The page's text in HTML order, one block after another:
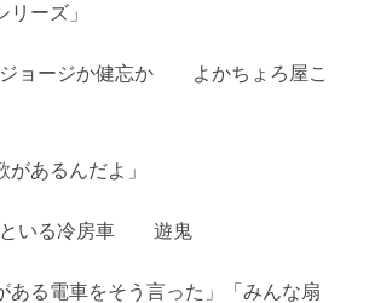
リーズ」
ョージか健忘か よかちょろ屋こ
があるんだよ」
といる冷房車 遊鬼
ある電車をそう言った」「みんな扇